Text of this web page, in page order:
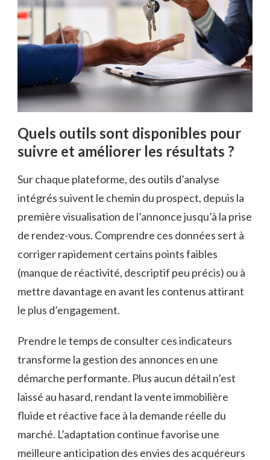
Quels outils sont disponibles pour
suivre et améliorer les résultats ?
Sur chaque plateforme, des outils d’analyse
intégrés suivent le chemin du prospect, depuis la
première visualisation de l’annonce jusqu’à la prise
de rendez-vous. Comprendre ces données sert à
corriger rapidement certains points faibles
(manque de réactivité, descriptif peu précis) ou à
mettre davantage en avant les contenus attirant
le plus d’engagement.
Prendre le temps de consulter ces indicateurs
transforme la gestion des annonces en une
démarche performante. Plus aucun détail n’est
laissé au hasard, rendant la vente immobilière
fluide et réactive face à la demande réelle du
marché. L’adaptation continue favorise une
meilleure anticipation des envies des acquéreurs